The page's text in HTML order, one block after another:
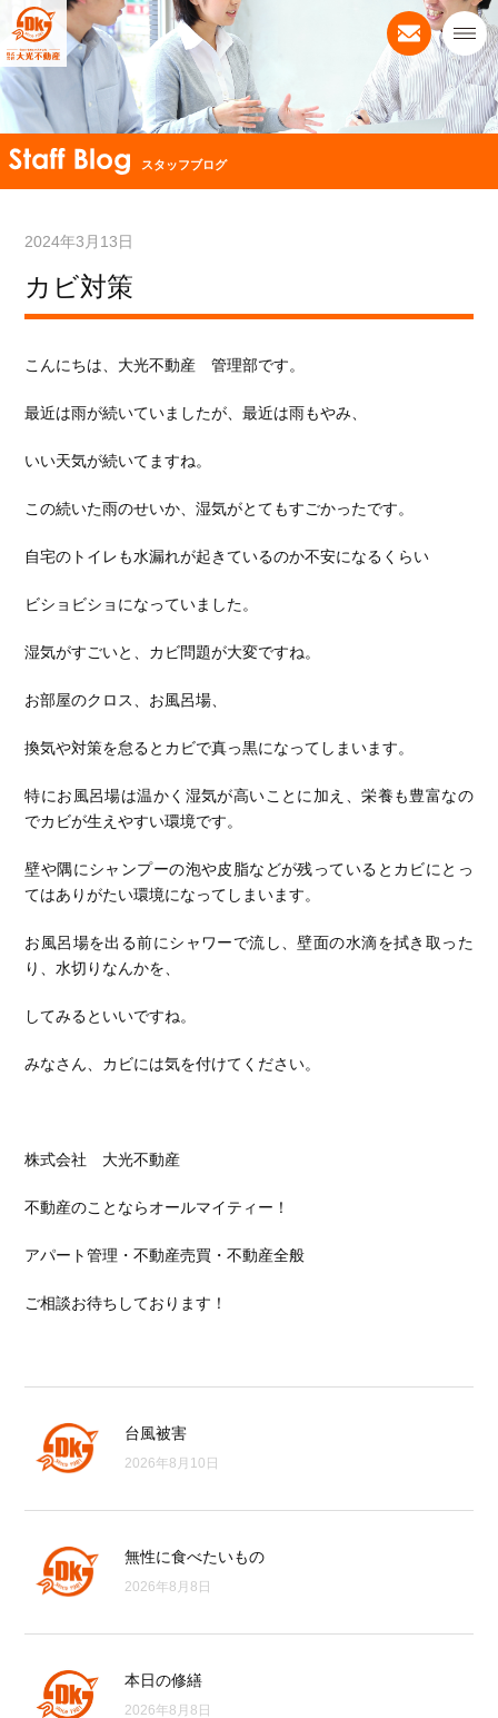
スタッフブログ
2024年3月13日
カビ対策
こんにちは、大光不動産 管理部です。
最近は雨が続いていましたが、最近は雨もやみ、
いい天気が続いてますね。
この続いた雨のせいか、湿気がとてもすごかったです。
自宅のトイレも水漏れが起きているのか不安になるくらい
ビショビショになっていました。
湿気がすごいと、カビ問題が大変ですね。
お部屋のクロス、お風呂場、
換気や対策を怠るとカビで真っ黒になってしまいます。
特にお風呂場は温かく湿気が高いことに加え、栄養も豊富なの
でカビが生えやすい環境です。
壁や隅にシャンプーの泡や皮脂などが残っているとカビにとっ
てはありがたい環境になってしまいます。
お風呂場を出る前にシャワーで流し、壁面の水滴を拭き取った
り、水切りなんかを、
してみるといいですね。
みなさん、カビには気を付けてください。
株式会社 大光不動産
不動産のことならオールマイティー！
アパート管理・不動産売買・不動産全般
ご相談お待ちしております！
台風被害
2026年8月10日
無性に食べたいもの
2026年8月8日
本日の修繕
2026年8月8日